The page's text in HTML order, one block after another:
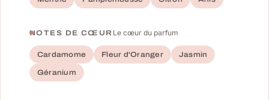
NOTES DE CŒUR Le cœur du parfum
Cardamome Fleur d'Oranger Jasmin
Géranium